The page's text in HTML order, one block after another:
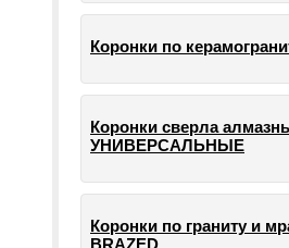
Коронки по
Коронки сверла
УНИВЕРСАЛЬНЫЕ
Коронки по граниту и
BRAZED